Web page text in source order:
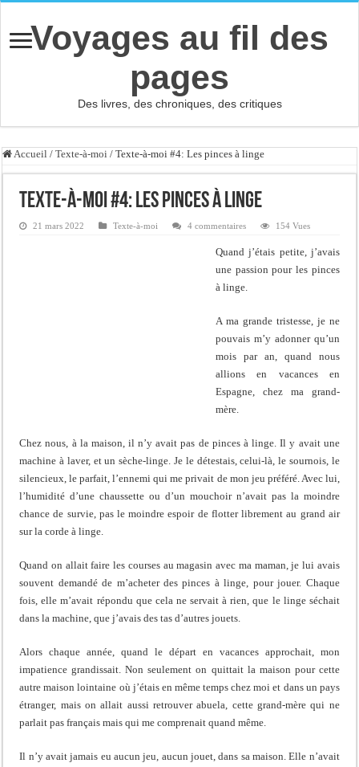
Voyages au fil des
pages
Des livres, des chroniques, des critiques
Accueil / Texte-à-moi / Texte-à-moi #4: Les pinces à linge
Texte-à-moi #4: Les pinces à linge
21 mars 2022 Texte-à-moi 4 commentaires 154 Vues
Quand j’étais petite, j’avais
une passion pour les pinces
à linge.
A ma grande tristesse, je ne
pouvais m’y adonner qu’un
mois par an, quand nous
allions en vacances en
Espagne, chez ma grand-
mère.
Chez nous, à la maison, il n’y avait pas de pinces à linge. Il y avait une
machine à laver, et un sèche-linge. Je le détestais, celui-là, le sournois, le
silencieux, le parfait, l’ennemi qui me privait de mon jeu préféré. Avec lui,
l’humidité d’une chaussette ou d’un mouchoir n’avait pas la moindre
chance de survie, pas le moindre espoir de flotter librement au grand air
sur la corde à linge.
Quand on allait faire les courses au magasin avec ma maman, je lui avais
souvent demandé de m’acheter des pinces à linge, pour jouer. Chaque
fois, elle m’avait répondu que cela ne servait à rien, que le linge séchait
dans la machine, que j’avais des tas d’autres jouets.
Alors chaque année, quand le départ en vacances approchait, mon
impatience grandissait. Non seulement on quittait la maison pour cette
autre maison lointaine où j’étais en même temps chez moi et dans un pays
étranger, mais on allait aussi retrouver abuela, cette grand-mère qui ne
parlait pas français mais qui me comprenait quand même.
Il n’y avait jamais eu aucun jeu, aucun jouet, dans sa maison. Elle n’avait